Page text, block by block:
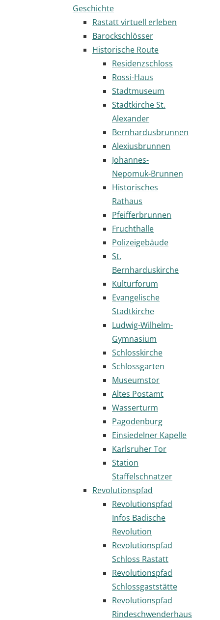
Geschichte
Rastatt virtuell erleben
Barockschlösser
Historische Route
Residenzschloss
Rossi-Haus
Stadtmuseum
Stadtkirche St.
Alexander
Bernhardusbrunnen
Alexiusbrunnen
Johannes-
Nepomuk-Brunnen
Historisches
Rathaus
Pfeifferbrunnen
Fruchthalle
Polizeigebäude
St.
Bernharduskirche
Kulturforum
Evangelische
Stadtkirche
Ludwig-Wilhelm-
Gymnasium
Schlosskirche
Schlossgarten
Museumstor
Altes Postamt
Wasserturm
Pagodenburg
Einsiedelner Kapelle
Karlsruher Tor
Station
Staffelschnatzer
Revolutionspfad
Revolutionspfad
Infos Badische
Revolution
Revolutionspfad
Schloss Rastatt
Revolutionspfad
Schlossgaststätte
Revolutionspfad
Rindeschwenderhaus